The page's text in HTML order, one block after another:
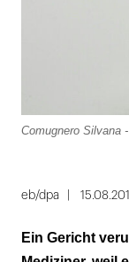
Comugnero Silvana
eb/dpa
Ein Gericht